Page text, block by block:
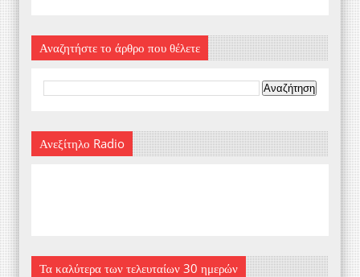
Αναζητήστε το άρθρο που θέλετε
Ανεξίτηλο Radio
Τα καλύτερα των τελευταίων 30 ημερών